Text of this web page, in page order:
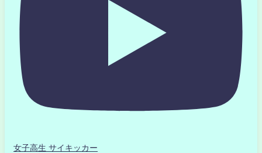
女子高生 サイキッカー